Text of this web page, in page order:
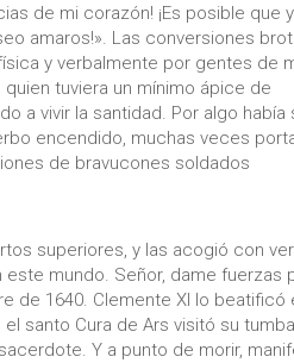
de mi corazón! ¡Es posible que
amaros!». Las conversiones
y verbalmente por gentes de
tuviera un mínimo ápice de
a vivir la santidad. Por algo había
encendido, muchas veces
de bravucones soldados
superiores, y las acogió con
mundo. Señor, dame fuerzas
de 1640. Clemente XI lo beatificó
santo Cura de Ars visitó su
Y a punto de morir,